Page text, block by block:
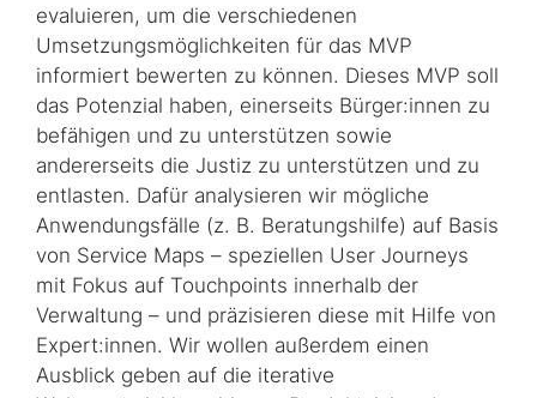
evaluieren, um die verschiedenen
Umsetzungsmöglichkeiten für das MVP
informiert bewerten zu können. Dieses MVP soll
das Potenzial haben, einerseits Bürger:innen zu
befähigen und zu unterstützen sowie
andererseits die Justiz zu unterstützen und zu
entlasten. Dafür analysieren wir mögliche
Anwendungsfälle (z. B. Beratungshilfe) auf Basis
von Service Maps – speziellen User Journeys
mit Fokus auf Touchpoints innerhalb der
Verwaltung – und präzisieren diese mit Hilfe von
Expert:innen. Wir wollen außerdem einen
Ausblick geben auf die iterative